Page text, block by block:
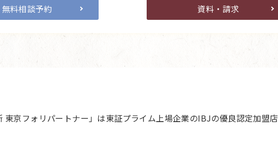
無料相談予約 資料・請求
東京フォリパートナー」は東証プライム上場企業のIBJの優良認定加盟店